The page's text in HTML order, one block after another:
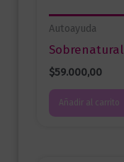
Autoayuda
Sobrenatural
$59.000,00
Añadir al carrito